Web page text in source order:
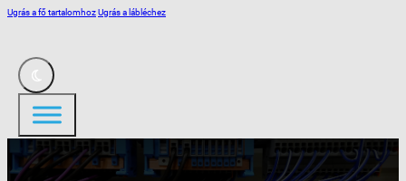
Ugrás a fő tartalomhozUgrás a lábléchez